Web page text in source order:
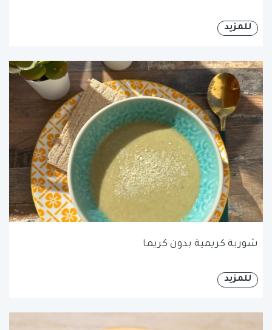
للمزيد
شوربة كريمية بدون كريما
للمزيد